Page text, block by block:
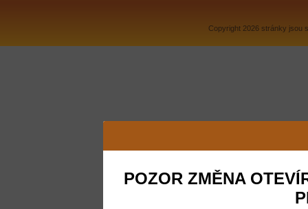
POZOR ZMĚNA
Copyright 2026 stránky jsou